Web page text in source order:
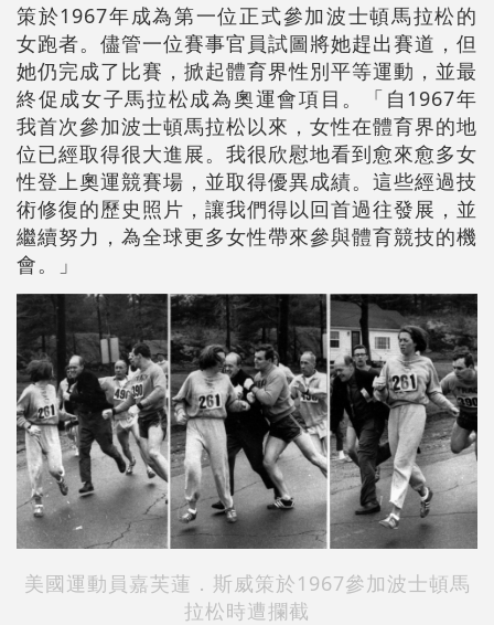
策於1967年成為第一位正式參加波士頓馬拉松的
女跑者。儘管一位賽事官員試圖將她趕出賽道，但
她仍完成了比賽，掀起體育界性別平等運動，並最
終促成女子馬拉松成為奧運會項目。「自1967年
我首次參加波士頓馬拉松以來，女性在體育界的地
位已經取得很大進展。我很欣慰地看到愈來愈多女
性登上奧運競賽場，並取得優異成績。這些經過技
術修復的歷史照片，讓我們得以回首過往發展，並
繼續努力，為全球更多女性帶來參與體育競技的機
會。」
美國運動員 嘉芙蓮．斯威策於1967參加波士頓馬
拉松時遭攔截